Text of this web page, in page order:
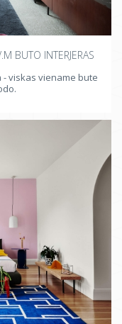
BUTO INTERJERAS
- viskas viename bute